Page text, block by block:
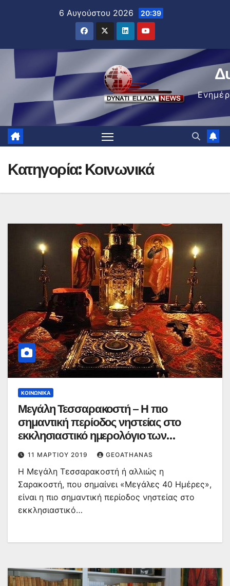
6 Αυγούστου 2026 20:39
Κατηγορία: Κοινωνικά
ΚΟΙΝΩΝΙΚΆ
Μεγάλη Τεσσαρακοστή – Η πιο
σημαντική περίοδος νηστείας στο
εκκλησιαστικό ημερολόγιο των
Ορθοδόξων Χριστιανών
11 ΜΑΡΤΊΟΥ 2019 GEOATHANAS
Η Μεγάλη Τεσσαρακοστή ή αλλιώς η
Σαρακοστή, που σημαίνει «Μεγάλες 40 Ημέρες»,
είναι η πιο σημαντική περίοδος νηστείας στο
εκκλησιαστικό…